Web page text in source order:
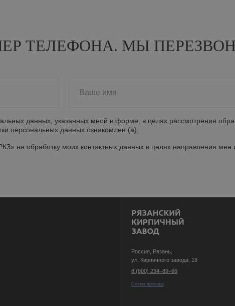
ТЕЛЕФОНА. МЫ
Ваше имя
данных, указанных мной в форме, в целях рассмотрения
персональных данных ознакомлен (а).
на обработку моих контактных данных в целях направления
8 (800) 234−89−66
ул. Кирпичного завода, 18
Контакты